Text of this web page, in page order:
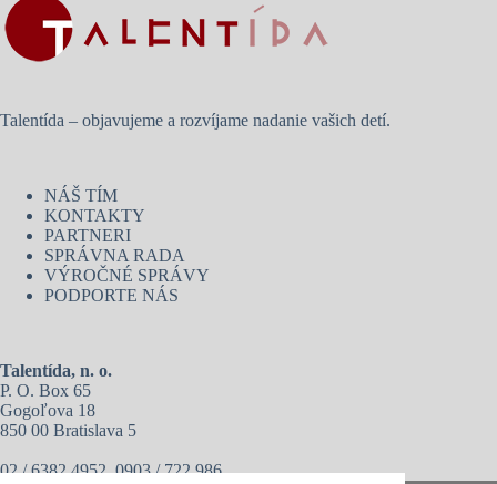
Talentída – objavujeme a rozvíjame nadanie vašich detí.
NÁŠ TÍM
KONTAKTY
PARTNERI
SPRÁVNA RADA
VÝROČNÉ SPRÁVY
PODPORTE NÁS
Talentída, n. o.
P. O. Box 65
Gogoľova 18
850 00 Bratislava 5
02 / 6382 4952, 0903 / 722 986